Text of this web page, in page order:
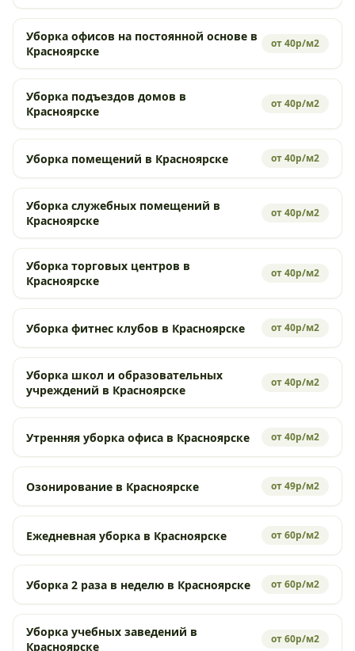
Уборка офисов на постоянной основе в
Красноярске
от 40р/м2
Уборка подъездов домов в
Красноярске
от 40р/м2
Уборка помещений в Красноярске от 40р/м2
Уборка служебных помещений в
Красноярске
от 40р/м2
Уборка торговых центров в
Красноярске
от 40р/м2
Уборка фитнес клубов в Красноярске от 40р/м2
Уборка школ и образовательных
учреждений в Красноярске
от 40р/м2
Утренняя уборка офиса в Красноярске от 40р/м2
Озонирование в Красноярске от 49р/м2
Ежедневная уборка в Красноярске от 60р/м2
Уборка 2 раза в неделю в Красноярске от 60р/м2
Уборка учебных заведений в
Красноярске
от 60р/м2